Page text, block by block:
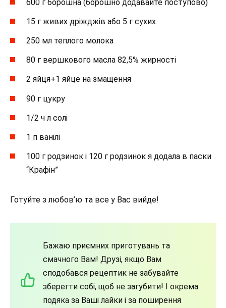
600 г борошна (борошно додавайте поступово)
15 г живих дріжджів або 5 г сухих
250 мл теплого молока
80 г вершкового масла 82,5% жирності
2 яйця+1 яйце на змащення
90 г цукру
1/2 ч л солі
1 п ванілі
100 г родзинок і 120 г родзинок я додала в паски
“Крафін”
Готуйте з любов’ю та все у Вас вийде!
Бажаю приємних приготувань та
смачного Вам! Друзі, якщо Вам
сподобався рецептик не забувайте
зберегти собі, щоб не загубити! І окрема
подяка за Ваші лайки і за поширення